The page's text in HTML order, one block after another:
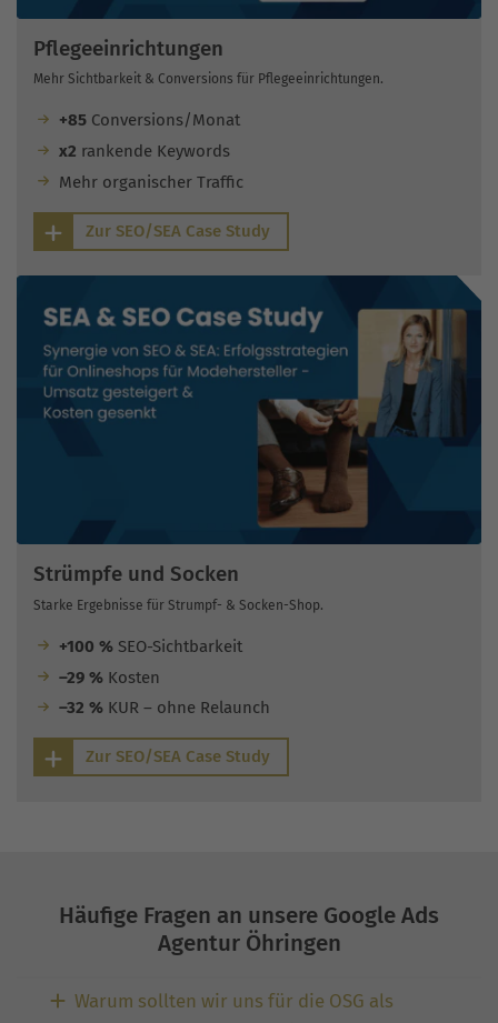
Pflegeeinrichtungen
Mehr Sichtbarkeit & Conversions für Pflegeeinrichtungen.
+85Conversions/Monat
x2 rankende Keywords
Mehr organischer Traffic
Zur SEO/SEA Case Study
Strümpfe und Socken
Starke Ergebnisse für Strumpf- & Socken-Shop.
+100 %SEO-Sichtbarkeit
–29 %Kosten
–32 %KUR – ohne Relaunch
Zur SEO/SEA Case Study
Häufige Fragen an unsere Google Ads
Agentur Öhringen
Warum sollten wir uns für die OSG als